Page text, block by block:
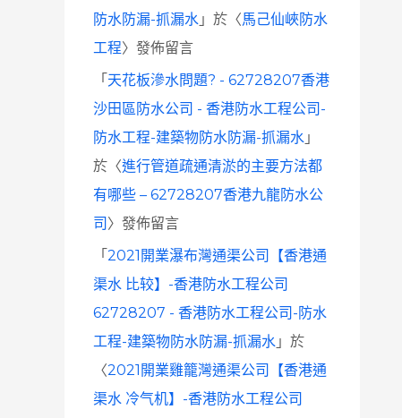
防水防漏-抓漏水 」於〈馬己仙峽防水
工程〉發佈留言
「 天花板滲水問題? - 62728207香港
沙田區防水公司 - 香港防水工程公司-
防水工程-建築物防水防漏-抓漏水 」
於〈進行管道疏通清淤的主要方法都
有哪些 – 62728207香港九龍防水公
司 〉發佈留言
「 2021開業瀑布灣通渠公司【香港通
渠水 比较】-香港防水工程公司
62728207 - 香港防水工程公司-防水
工程-建築物防水防漏-抓漏水 」於
〈2021開業雞籠灣通渠公司【香港通
渠水 冷气机】-香港防水工程公司